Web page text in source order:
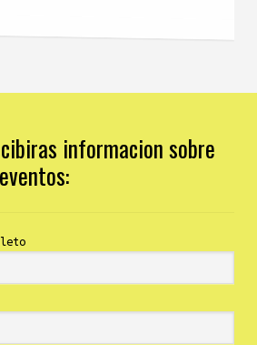
informacion sobre